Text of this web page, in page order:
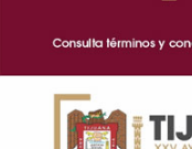
moneda de
con tantas
al más viejo
iguales?